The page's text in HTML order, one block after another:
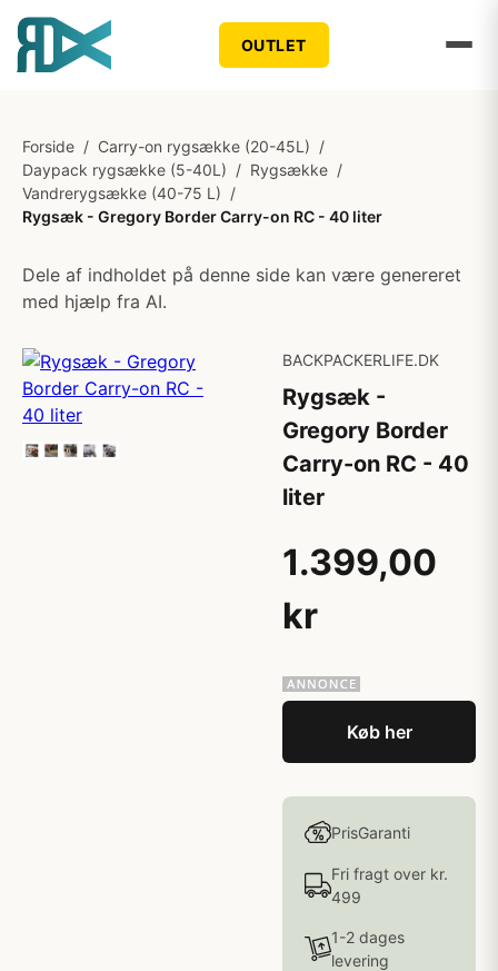
OUTLET
Forside / Carry-on rygsække (20-45L) /
Daypack rygsække (5-40L) / Rygsække /
Vandrerygsække (40-75 L) /
Rygsæk - Gregory Border Carry-on RC - 40 liter
Dele af indholdet på denne side kan være genereret
med hjælp fra AI.
BACKPACKERLIFE.DK
Rygsæk -
Gregory Border
Carry-on RC - 40
liter
1.399,00
kr
Køb her
PrisGaranti
Fri fragt over kr.
499
1-2 dages
levering